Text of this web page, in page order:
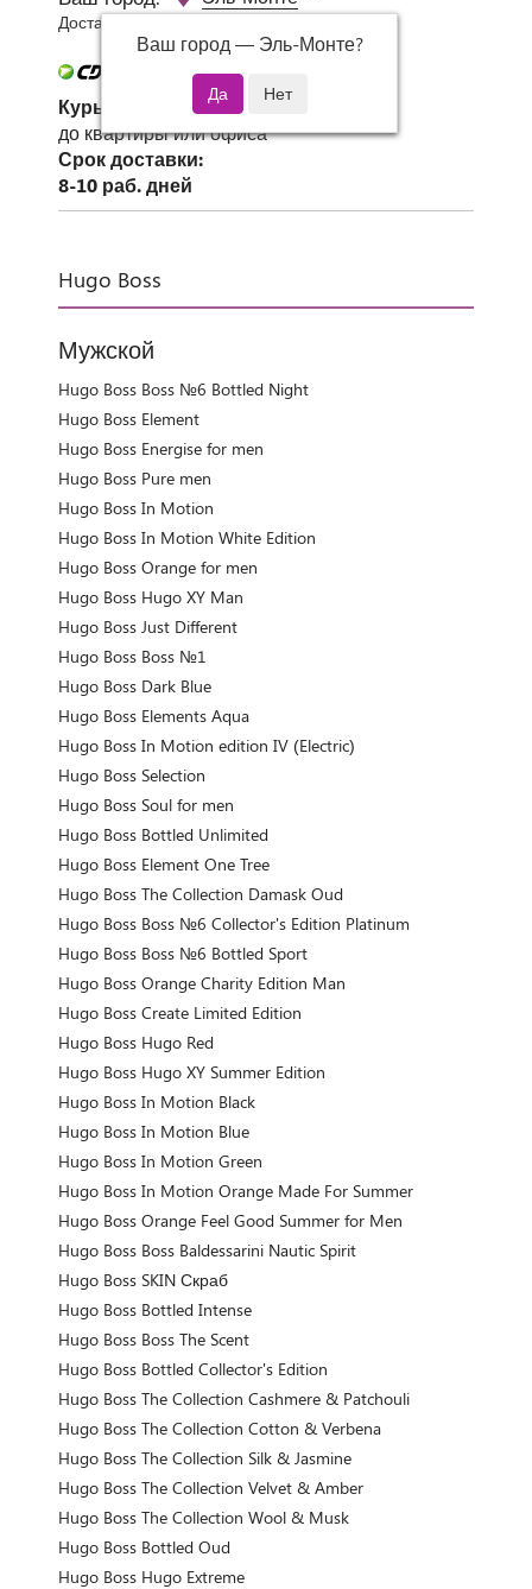
Ваш город — Эль-Монте?
Доставка 0 руб при заказе от 3000 руб.
Курьер СДЭК
до квартиры или офиса
Срок доставки:
8-10 раб. дней
Hugo Boss
Мужской
Hugo Boss Boss №6 Bottled Night
Hugo Boss Element
Hugo Boss Energise for men
Hugo Boss Pure men
Hugo Boss In Motion
Hugo Boss In Motion White Edition
Hugo Boss Orange for men
Hugo Boss Hugo XY Man
Hugo Boss Just Different
Hugo Boss Boss №1
Hugo Boss Dark Blue
Hugo Boss Elements Aqua
Hugo Boss In Motion edition IV (Electric)
Hugo Boss Selection
Hugo Boss Soul for men
Hugo Boss Bottled Unlimited
Hugo Boss Element One Tree
Hugo Boss The Collection Damask Oud
Hugo Boss Boss №6 Collector's Edition Platinum
Hugo Boss Boss №6 Bottled Sport
Hugo Boss Orange Charity Edition Man
Hugo Boss Create Limited Edition
Hugo Boss Hugo Red
Hugo Boss Hugo XY Summer Edition
Hugo Boss In Motion Black
Hugo Boss In Motion Blue
Hugo Boss In Motion Green
Hugo Boss In Motion Orange Made For Summer
Hugo Boss Orange Feel Good Summer for Men
Hugo Boss Boss Baldessarini Nautic Spirit
Hugo Boss SKIN Скраб
Hugo Boss Bottled Intense
Hugo Boss Boss The Scent
Hugo Boss Bottled Collector's Edition
Hugo Boss The Collection Cashmere & Patchouli
Hugo Boss The Collection Cotton & Verbena
Hugo Boss The Collection Silk & Jasmine
Hugo Boss The Collection Velvet & Amber
Hugo Boss The Collection Wool & Musk
Hugo Boss Bottled Oud
Hugo Boss Hugo Extreme